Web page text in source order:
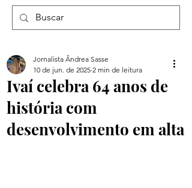
Ivaí celebra 64 anos de
história com
desenvolvimento em alta
Jornalista Ândrea Sasse
10 de jun. de 2025 2 min de leitura